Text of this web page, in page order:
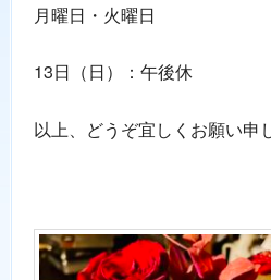
月曜日・火曜日
13日（日）：午後休
以上、どうぞ宜しくお願い申